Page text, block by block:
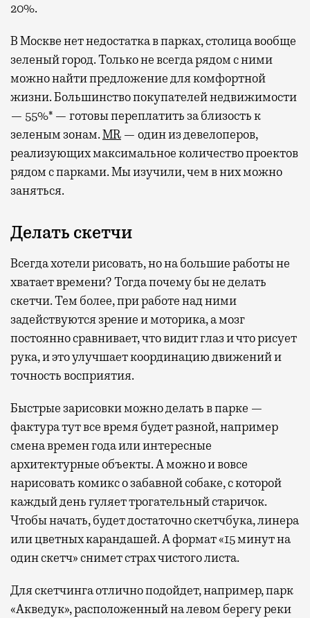
20%.
В Москве нет недостатка в парках, столица вообще
зеленый город. Только не всегда рядом с ними
можно найти предложение для комфортной
жизни. Большинство покупателей недвижимости
— 55%* — готовы переплатить за близость к
зеленым зонам.MR — один из девелоперов,
реализующих максимальное количество проектов
рядом с парками. Мы изучили, чем в них можно
заняться.
Делать скетчи
Всегда хотели рисовать, но на большие работы не
хватает времени? Тогда почему бы не делать
скетчи. Тем более, при работе над ними
задействуются зрение и моторика, а мозг
постоянно сравнивает, что видит глаз и что рисует
рука, и это улучшает координацию движений и
точность восприятия.
Быстрые зарисовки можно делать в парке —
фактура тут все время будет разной, например
смена времен года или интересные
архитектурные объекты. А можно и вовсе
нарисовать комикс о забавной собаке, с которой
каждый день гуляет трогательный старичок.
Чтобы начать, будет достаточно скетчбука, линера
или цветных карандашей. А формат «15 минут на
один скетч» снимет страх чистого листа.
Для скетчинга отлично подойдет, например, парк
«Акведук», расположенный на левом берегу реки